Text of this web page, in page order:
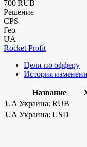
700 RUB
Решение
CPS
Гео
UA
Rocket Profit
Цели по офферу
История
Название
UA Украина: RUB
UA Украина: USD